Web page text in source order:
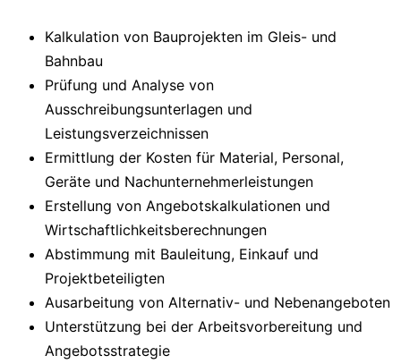
Kalkulation von Bauprojekten im Gleis- und
Bahnbau
Prüfung und Analyse von
Ausschreibungsunterlagen und
Leistungsverzeichnissen
Ermittlung der Kosten für Material, Personal,
Geräte und Nachunternehmerleistungen
Erstellung von Angebotskalkulationen und
Wirtschaftlichkeitsberechnungen
Abstimmung mit Bauleitung, Einkauf und
Projektbeteiligten
Ausarbeitung von Alternativ- und Nebenangeboten
Unterstützung bei der Arbeitsvorbereitung und
Angebotsstrategie